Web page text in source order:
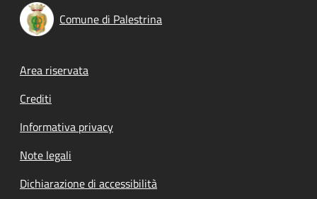
Comune di Palestrina
Footer menu
Area riservata
Crediti
Informativa privacy
Note legali
Dichiarazione di accessibilità